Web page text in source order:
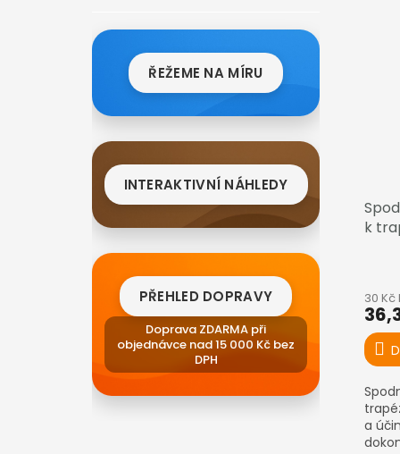
ŘEŽEME NA MÍRU
INTERAKTIVNÍ NÁHLEDY
PŘEHLED DOPRAVY
Doprava ZDARMA při
objednávce nad 15 000 Kč bez
DPH
k
30 Kč
a